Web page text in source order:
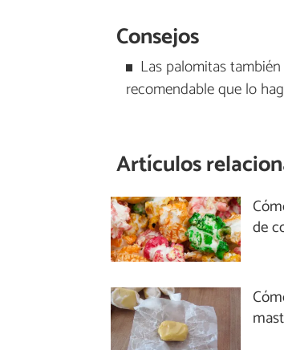
Consejos
Las palomitas
recomendable que lo
Artículos
de